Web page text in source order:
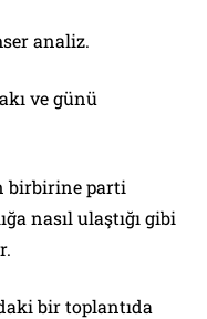
analiz.
ve günü
birbirine parti
nasıl ulaştığı gibi
bir toplantıda